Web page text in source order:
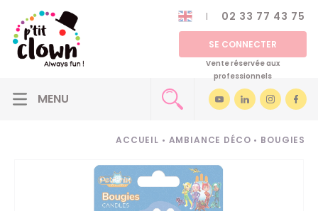
02 33 77 43 75
SE CONNECTER
Vente réservée aux
professionnels
ACCUEIL • AMBIANCE DÉCO • BOUGIES